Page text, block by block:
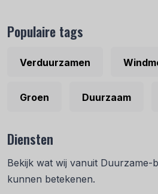
Populaire tags
Verduurzamen
Groen Duurzaam
Diensten
Bekijk wat wij vanuit Duurzame-
kunnen betekenen.